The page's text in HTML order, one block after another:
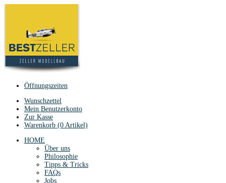
Öffnungszeiten
Wunschzettel
Mein Benutzerkonto
Zur Kasse
Warenkorb (0 Artikel)
HOME
Über uns
Philosophie
Tipps & Tricks
FAQs
Jobs